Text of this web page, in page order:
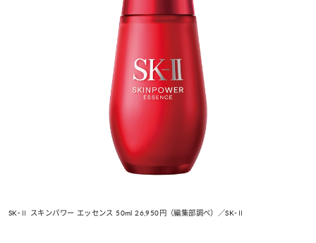
SK-Ⅱ スキンパワー エッセンス 50ml 26,950円（編集部調べ）／SK-Ⅱ